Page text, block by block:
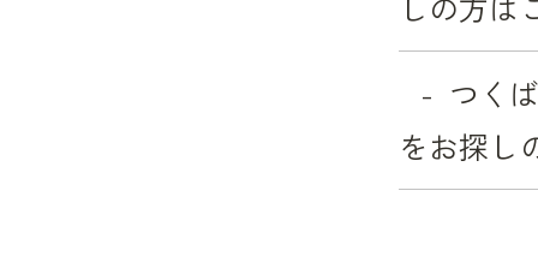
つく
をお探し